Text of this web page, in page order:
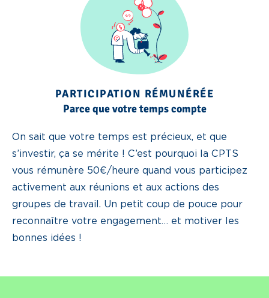
PARTICIPATION RÉMUNÉRÉE
Parce que votre temps compte
On sait que votre temps est précieux, et que
s’investir, ça se mérite ! C’est pourquoi la CPTS
vous rémunère 50€/heure quand vous participez
activement aux réunions et aux actions des
groupes de travail. Un petit coup de pouce pour
reconnaître votre engagement… et motiver les
bonnes idées !